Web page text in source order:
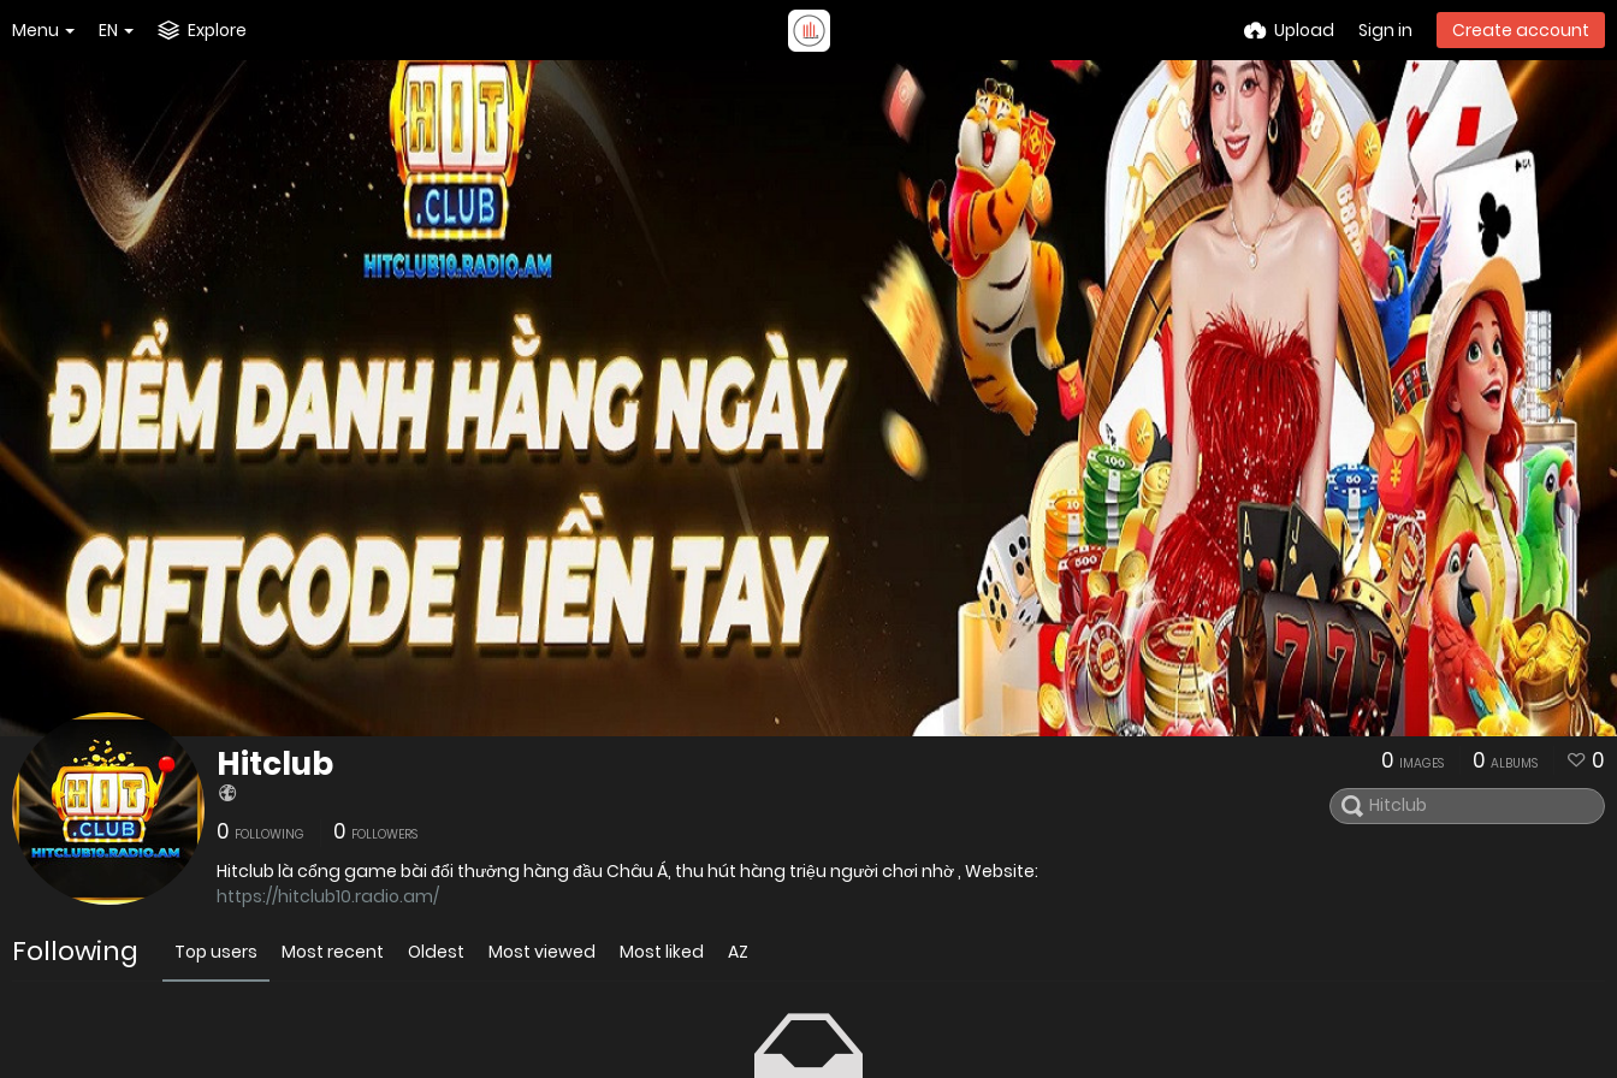
Menu EN Explore Upload Sign in Create account
Hitclub
0 FOLLOWING 0 FOLLOWERS
Hitclub là cổng game bài đổi thưởng hàng đầu Châu Á, thu hút hàng triệu người chơi nhờ , Website:
https://hitclub10.radio.am/
0 IMAGES 0 ALBUMS 0
Following Top users Most recent Oldest Most viewed Most liked AZ